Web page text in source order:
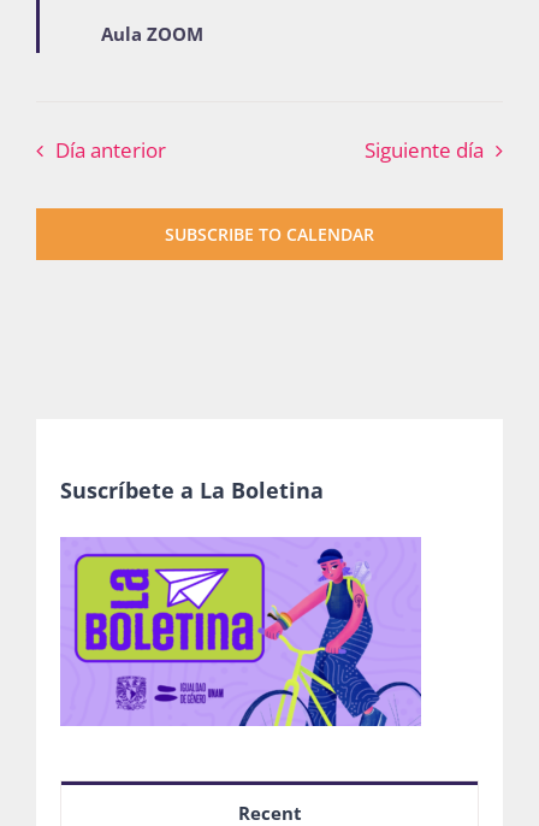
Aula ZOOM
Día anterior Siguiente día
SUBSCRIBE TO CALENDAR
Suscríbete a La Boletina
Recent